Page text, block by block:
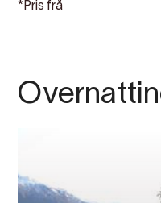
*Pris frå